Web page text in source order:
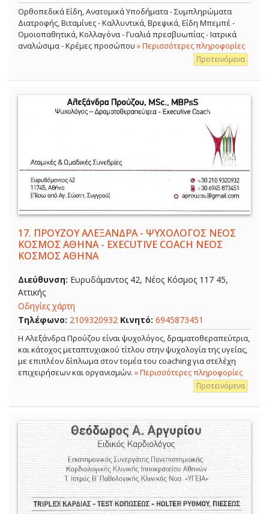
Ορθοπεδικά Είδη, Ανατομικά Υποδήματα - Συμπληρώματα
Διατροφής, Βιταμίνες - Καλλυντικά, Βρεφικά, Είδη Μπεμπέ -
Ομοιοπαθητικά, Κολλαγόνα - Γυαλιά πρεσβυωπίας - Ιατρικά
αναλώσιμα - Κρέμες προσώπου » Περισσότερες πληροφορίες
Προτεινόμενα
17. ΠΡΟΥΖΟΥ ΑΛΕΞΑΝΔΡΑ - ΨΥΧΟΛΟΓΟΣ ΝΕΟΣ
ΚΟΣΜΟΣ ΑΘΗΝΑ - EXECUTIVE COACH ΝΕΟΣ
ΚΟΣΜΟΣ ΑΘΗΝΑ
Διεύθυνση: Ευρυδάμαντος 42, Νέος Κόσμος 117 45,
Αττικής
Οδηγίες χάρτη
Τηλέφωνο: 2109320932 Κινητό: 6945873451
Η Αλεξάνδρα Προύζου είναι ψυχολόγος, δραματοθεραπεύτρια,
και κάτοχος μεταπτυχιακού τίτλου στην ψυχολογία της υγείας,
με επιπλέον δίπλωμα στον τομέα του coaching για στελέχη
επιχειρήσεων και οργανισμών. » Περισσότερες πληροφορίες
Προτεινόμενα